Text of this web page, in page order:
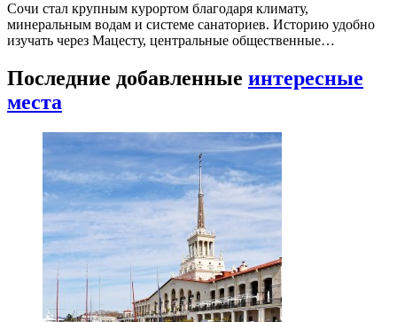
Сочи стал крупным курортом благодаря климату,
минеральным водам и системе санаториев. Историю удобно
изучать через Мацесту, центральные общественные…
Последние добавленные интересные
места